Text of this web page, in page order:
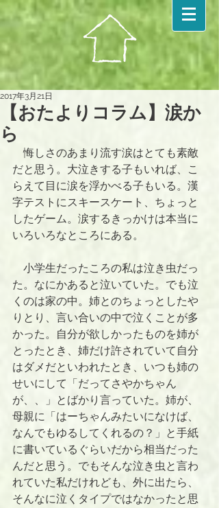
【おたよりコラム】涙か
ら
2017年3月21日
悔しさのあまり流す涙はとても素敵
だと思う。大泣きする子もいれば、こ
らえて目に涙を浮かべる子もいる。漢
字テストにスキースケート、ちょっと
したゲーム。涙するきっかけは本当に
いろいろなところにある。
小学生だったころの私は泣き虫だっ
た。なにかあると泣いていた。でも泣
くのは家の中。姉とのちょっとしたや
りとり、言い合いの中で泣くことが多
かった。自分が欲しかったものを姉が
とったとき、姉だけ許されていて自分
はダメだといわれたとき、いつも姉の
せいにして「だってさやかちゃん
が、、」とばかり言っていた。姉が、
母親に「はーちゃんみたいになけば、
なんでもゆるしてくれるの？」と手紙
に書いているぐらいだから相当だった
んだと思う。でもそんな泣き虫と言わ
れていた私だけれども、外に出たら、
そんなに泣くタイプではなかったと思